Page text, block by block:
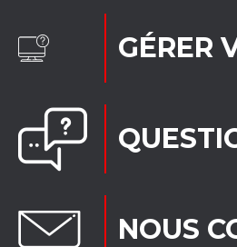
GÉRER
NOUS